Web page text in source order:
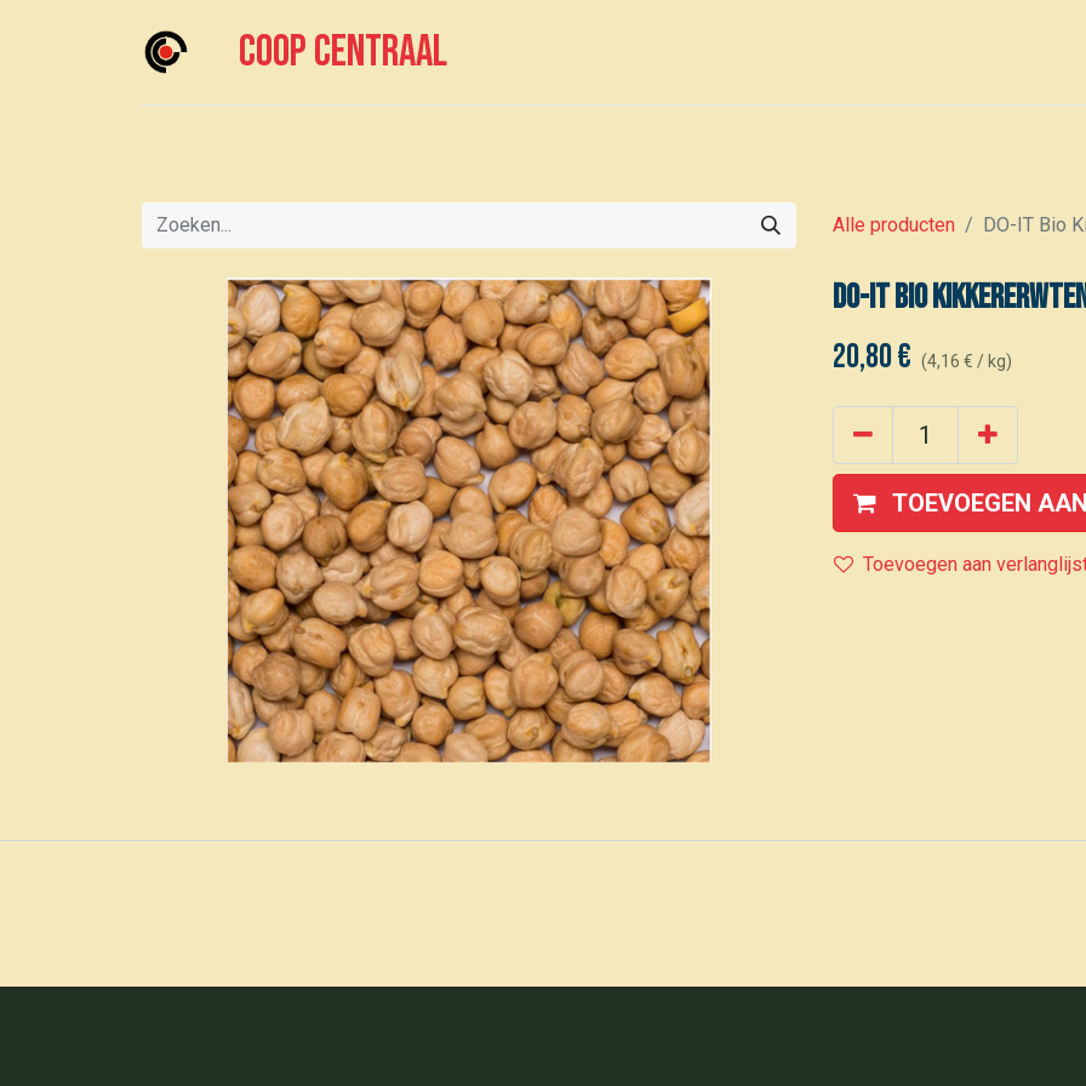
Coop centraal
Alle producten DO-IT Bio
DO-IT Bio
20,80€ (4,16 € / kg)
TOEVOEGEN
Toevoegen aan